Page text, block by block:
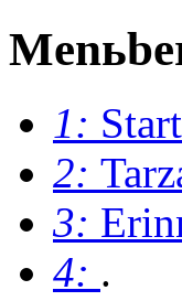
1:
2:
3:
4: .